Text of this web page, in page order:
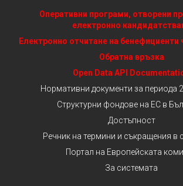
Оперативни програми, отворени
електронно
Електронно отчитане на бенефициенти
Обратна връзка
Open Data API
Нормативни документи за периода
Структурни фондове на ЕС в
Достъпност
Речник на термини и съкращения в
Портал на Европейската
За системата